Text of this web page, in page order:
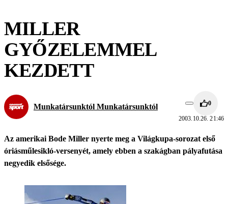
MILLER
GYŐZELEMMEL
KEZDETT
Munkatársunktól Munkatársunktól 0
2003.10.26. 21:46
Az amerikai Bode Miller nyerte meg a Világkupa-sorozat első
óriásműlesikló-versenyét, amely ebben a szakágban pályafutása
negyedik elsősége.